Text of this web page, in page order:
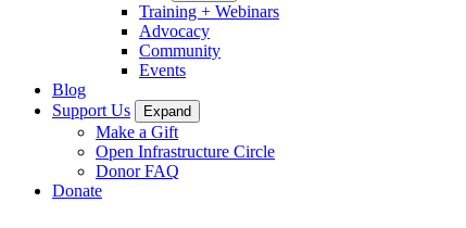
Training + Webinars
Advocacy
Community
Events
Blog
Support Us
Expand
Make a Gift
Open Infrastructure Circle
Donor FAQ
Donate